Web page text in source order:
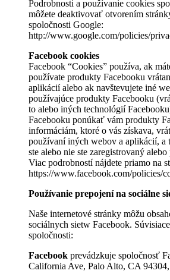
Podrobnosti a používanie cookies
môžete deaktivovať otvorením
spoločnosti Google:
http://www.google.com/policies/
Facebook cookies
Facebook “Cookies” používa, ak
používate produkty Facebooku
aplikácií alebo ak navštevujete iné
používajúce produkty Facebooku
to alebo iných technológií
Facebooku ponúkať vám produkty
informáciám, ktoré o vás získava,
používaní iných webov a aplikácií, a
ste alebo nie ste zaregistrovaný
Viac podrobností nájdete priamo na
https://www.facebook.com/policies/
Používanie prepojení na sociálne
Naše internetové stránky môžu
sociálnych sietw Facebook.
spoločnosti:
Facebook prevádzkuje spoločnosť
California Ave, Palo Alto, CA